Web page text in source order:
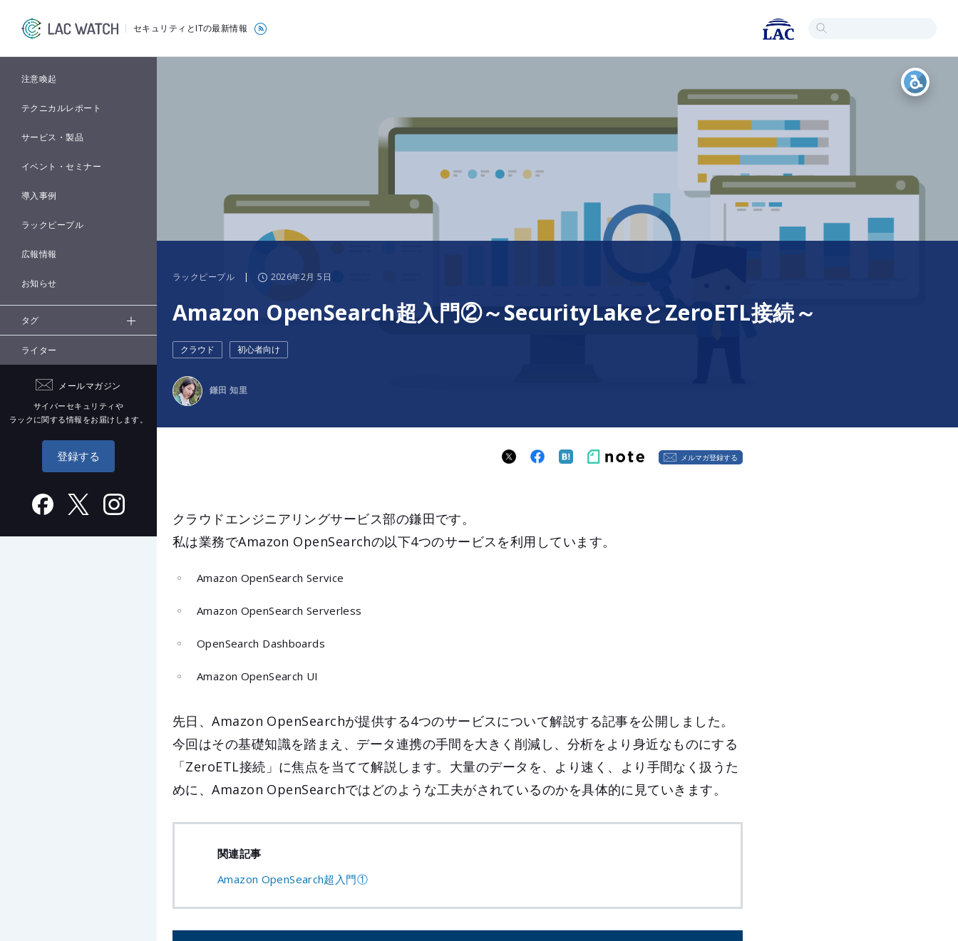
セキュリティとITの最新情報
注意喚起
テクニカルレポート
サービス・製品
イベント・セミナー
導入事例
ラックピープル
広報情報
お知らせ
タグ
ライター
メールマガジン
サイバーセキュリティや
ラックに関する情報をお届けします。
登録する
ラックピープル | 2026年2月 5日
Amazon OpenSearch超入門②～SecurityLakeとZeroETL接続～
クラウド 初心者向け
鎌田 知里
メルマガ登録する
クラウドエンジニアリングサービス部の鎌田です。
私は業務でAmazon OpenSearchの以下4つのサービスを利用しています。
Amazon OpenSearch Service
Amazon OpenSearch Serverless
OpenSearch Dashboards
Amazon OpenSearch UI
先日、Amazon OpenSearchが提供する4つのサービスについて解説する記事を公開しました。
今回はその基礎知識を踏まえ、データ連携の手間を大きく削減し、分析をより身近なものにする
「ZeroETL接続」に焦点を当てて解説します。大量のデータを、より速く、より手間なく扱うた
めに、Amazon OpenSearchではどのような工夫がされているのかを具体的に見ていきます。
関連記事
Amazon OpenSearch超入門①